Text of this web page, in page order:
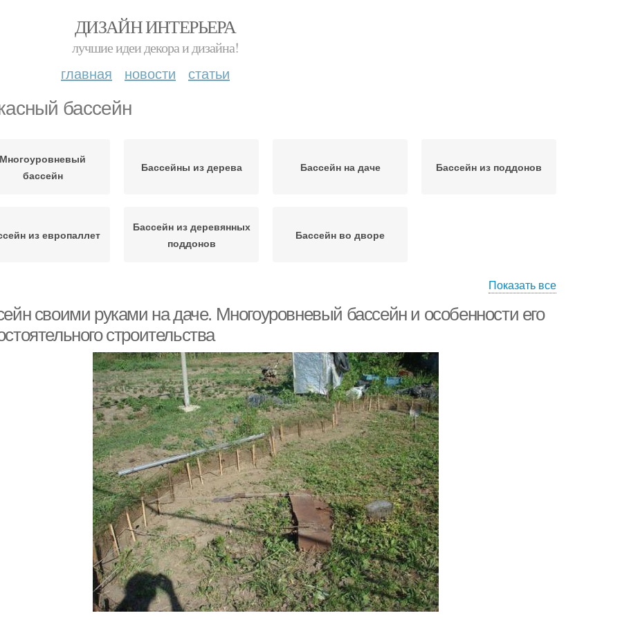
ДИЗАЙН ИНТЕРЬЕРА
лучшие идеи декора и дизайна!
главная новости статьи
бассейн
Многоуровневый
бассейн
Бассейны из дерева Бассейн на даче Бассейн из поддонов
из европаллет
Бассейн из деревянных
поддонов
Бассейн во дворе
Показать все
своими руками на даче. Многоуровневый бассейн и особенности его
строительства